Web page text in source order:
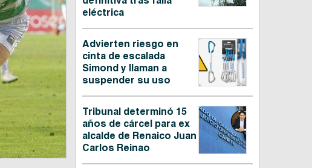
eléctrica
Advierten riesgo en
cinta de escalada
Simond y llaman a
suspender su uso
Tribunal determinó 15
años de cárcel para ex
alcalde de Renaico Juan
Carlos Reinao